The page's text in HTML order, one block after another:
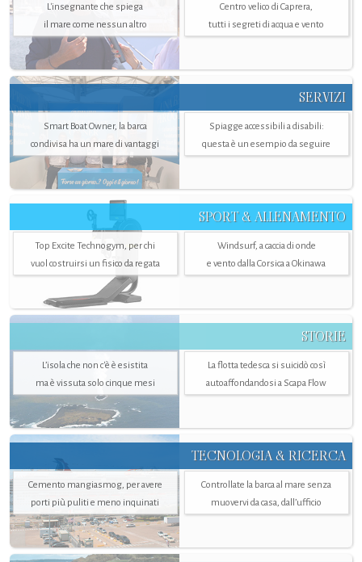
L'insegnante che spiega
il mare come nessun altro
Centro velico di Caprera,
tutti i segreti di acqua e vento
SERVIZI
Smart Boat Owner, la barca
condivisa ha un mare di vantaggi
Spiagge accessibili a disabili:
questa è un esempio da seguire
SPORT & ALLENAMENTO
Top Excite Technogym, per chi
vuol costruirsi un fisico da regata
Windsurf, a caccia di onde
e vento dalla Corsica a Okinawa
STORIE
L’isola che non c'è è esistita
ma è vissuta solo cinque mesi
La flotta tedesca si suicidò così
autoaffondandosi a Scapa Flow
TECNOLOGIA & RICERCA
Cemento mangiasmog, per avere
porti più puliti e meno inquinati
Controllate la barca al mare senza
muovervi da casa, dall’ufficio